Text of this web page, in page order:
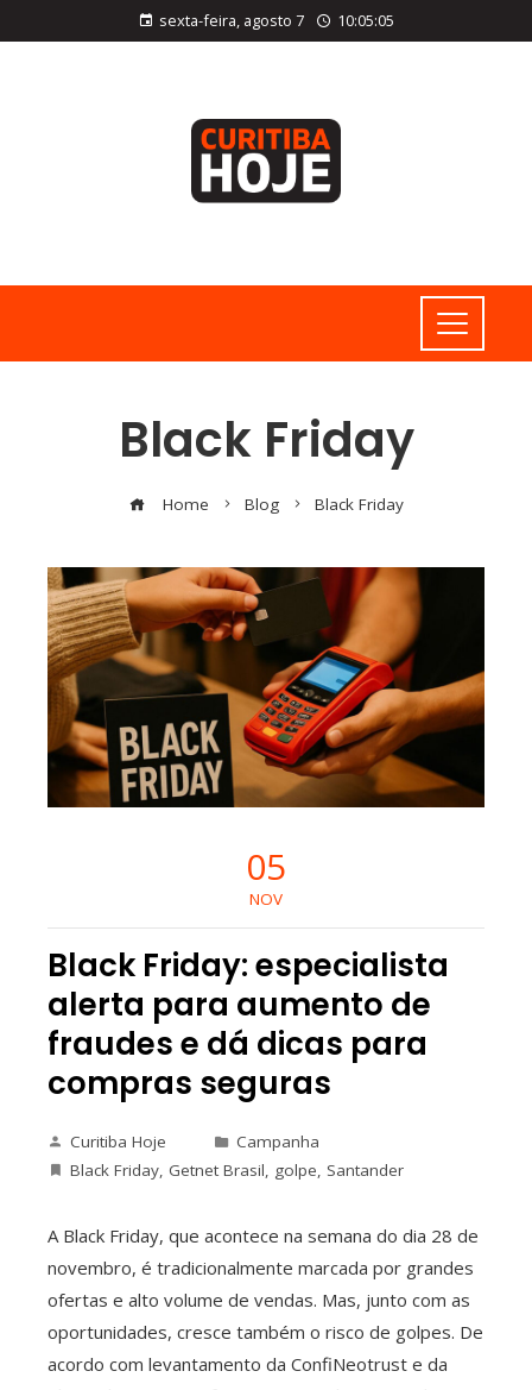
sexta-feira, agosto 7 10:05:06
Black Friday
Home Blog Black Friday
05
NOV
Black Friday: especialista
alerta para aumento de
fraudes e dá dicas para
compras seguras
Curitiba Hoje
Campanha
Black Friday, Getnet Brasil, golpe, Santander
A Black Friday, que acontece na semana do dia 28 de
novembro, é tradicionalmente marcada por grandes
ofertas e alto volume de vendas. Mas, junto com as
oportunidades, cresce também o risco de golpes. De
acordo com levantamento da ConfiNeotrust e da